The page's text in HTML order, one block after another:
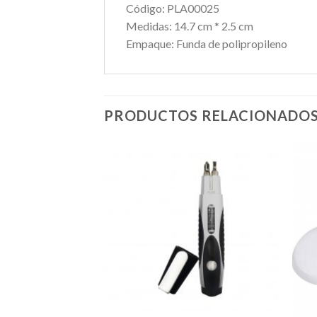
Código: PLA00025
Medidas: 14.7 cm * 2.5 cm
Empaque: Funda de polipropileno
PRODUCTOS